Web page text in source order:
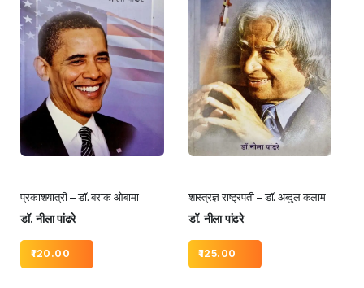
प्रकाशयात्री – डॉ. बराक ओबामा
डॉ. नीला पांढरे
120.00
शास्त्रज्ञ राष्ट्रपती – डॉ. अब्दुल कलाम
डॉ. नीला पांढरे
125.00